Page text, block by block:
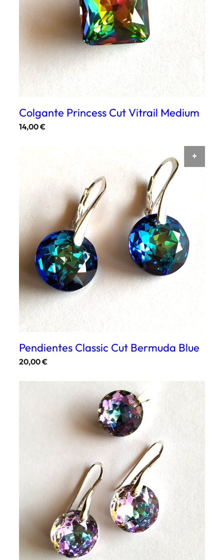
Colgante Princess Cut Vitrail Medium
14,00€
Pendientes Classic Cut Bermuda Blue
20,00€